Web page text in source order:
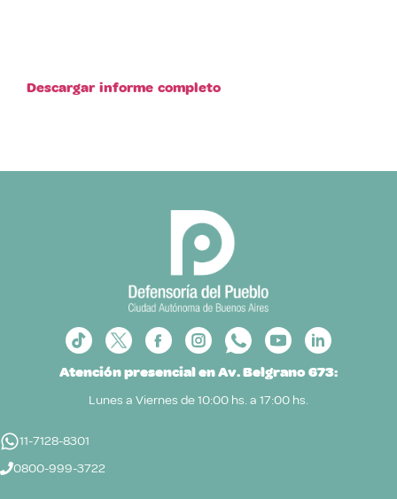
Descargar informe completo
Atención presencial en Av. Belgrano 673:
Lunes a Viernes de 10:00 hs. a 17:00 hs.
11-7128-8301
0800-999-3722